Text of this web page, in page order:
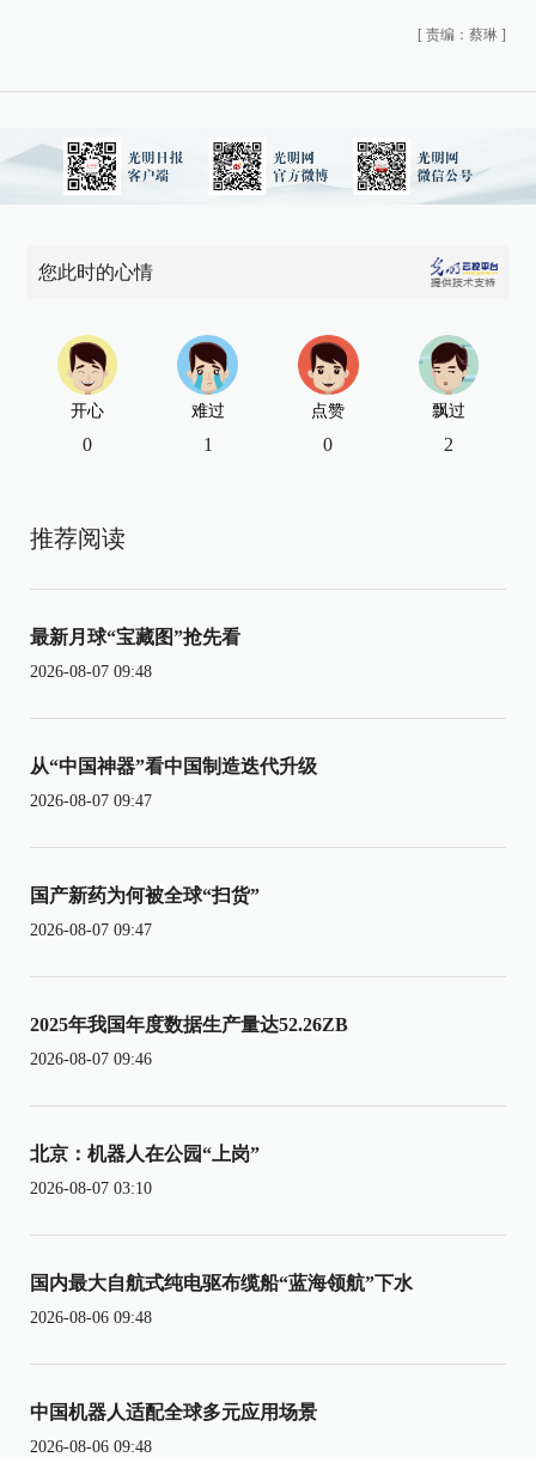
[ 责编：蔡琳 ]
您此时的心情
开心
0
难过
1
点赞
0
飘过
2
推荐阅读
最新月球“宝藏图”抢先看
2026-08-07 09:48
从“中国神器”看中国制造迭代升级
2026-08-07 09:47
国产新药为何被全球“扫货”
2026-08-07 09:47
2025年我国年度数据生产量达52.26ZB
2026-08-07 09:46
北京：机器人在公园“上岗”
2026-08-07 03:10
国内最大自航式纯电驱布缆船“蓝海领航”下水
2026-08-06 09:48
中国机器人适配全球多元应用场景
2026-08-06 09:48